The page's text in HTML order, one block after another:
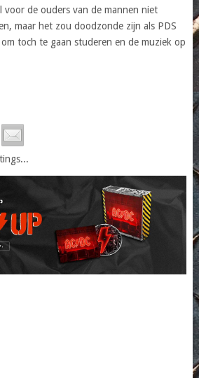
voor de ouders van de mannen niet
maar het zou doodzonde zijn als PDS
toch te gaan studeren en de muziek op